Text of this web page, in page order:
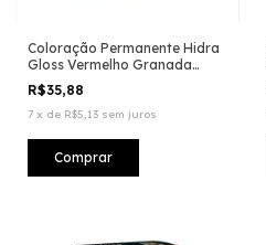
Coloração Permanente Hidra
Gloss Vermelho Granada
66.60
R$35,88
7 x de R$5,13 sem juros